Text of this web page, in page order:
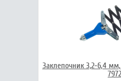
Заклепочник 3,2-6,4